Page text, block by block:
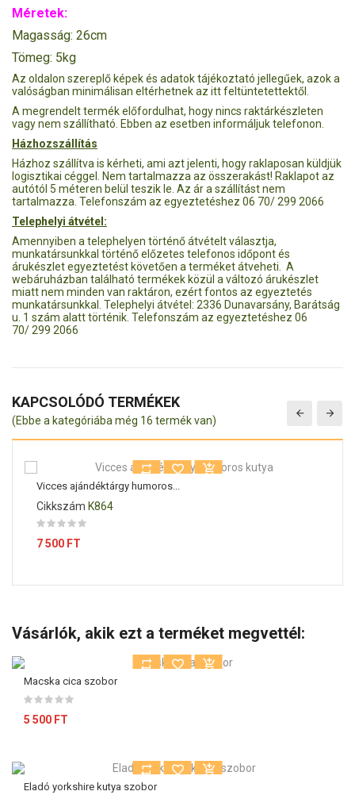
Méretek:
Magasság: 26cm
Tömeg: 5kg
Az oldalon szereplő képek és adatok tájékoztató jellegűek, azok a
valóságban minimálisan eltérhetnek az itt feltüntetettektől.
A megrendelt termék előfordulhat, hogy nincs raktárkészleten
vagy nem szállítható. Ebben az esetben informáljuk telefonon.
Házhozszállítás
Házhoz szállítva is kérheti, ami azt jelenti, hogy raklaposan küldjük
logisztikai céggel. Nem tartalmazza az összerakást! Raklapot az
autótól 5 méteren belül teszik le. Az ár a szállítást nem
tartalmazza. Telefonszám az egyeztetéshez 06 70/ 299 2066
Telephelyi átvétel:
Amennyiben a telephelyen történő átvételt választja,
munkatársunkkal történő előzetes telefonos időpont és
árukészlet egyeztetést követően a terméket átveheti. A
webáruházban található termékek közül a változó árukészlet
miatt nem minden van raktáron, ezért fontos az egyeztetés
munkatársunkkal. Telephelyi átvétel: 2336 Dunavarsány, Barátság
u. 1 szám alatt történik. Telefonszám az egyeztetéshez 06
70/ 299 2066
KAPCSOLÓDÓ TERMÉKEK
(Ebbe a kategóriába még 16 termék van)
Vicces ajándéktárgy humoros...
Cikkszám K864
Ár
7 500 FT
Vásárlók, akik ezt a terméket megvettél:
Macska cica szobor
5 500 FT
Eladó yorkshire kutya szobor